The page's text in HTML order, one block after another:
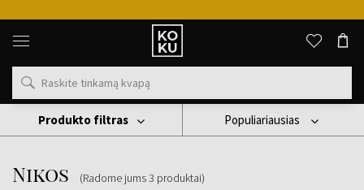
Originalūs
kvepalai
laikrodžiai
vienoje
Prekiniai Ženklai Nikos
Nikos (Radome jums3 produktai)
Populiariausias
Produkto filtras